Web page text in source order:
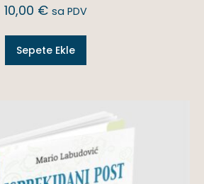
10,00 € sa PDV
Sepete Ekle